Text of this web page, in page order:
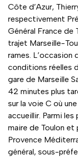
Côte d’Azur,
respectivement
Général France de
trajet Marseille-
rames. L’occasion
conditions réelles
gare de Marseille
42 minutes plus
sur la voie C où
accueillir. Parmi
maire de Toulon
Provence
général, sous-